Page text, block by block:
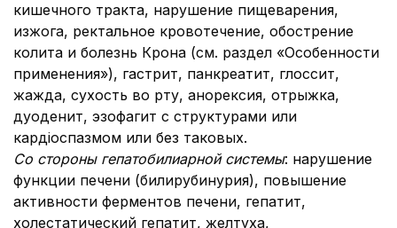
кишечного тракта, нарушение пищеварения,
изжога, ректальное кровотечение, обострение
колита и болезнь Крона (см. раздел «Особенности
применения»), гастрит, панкреатит, глоссит,
жажда, сухость во рту, анорексия, отрыжка,
дуоденит, эзофагит с структурами или
кардіоспазмом или без таковых.
Со стороны гепатобилиарной системы: нарушение
функции печени (билирубинурия), повышение
активности ферментов печени, гепатит,
холестатический гепатит, желтуха,